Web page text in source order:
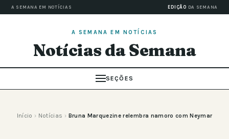
A SEMANA EM NOTÍCIAS EDIÇÃO DA SEMANA
A SEMANA EM NOTÍCIAS
Notícias da Semana
SEÇÕES
Início › Notícias › Bruna Marquezine relembra namoro com Neymar